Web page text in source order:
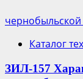
Каталог
ЗИЛ-157